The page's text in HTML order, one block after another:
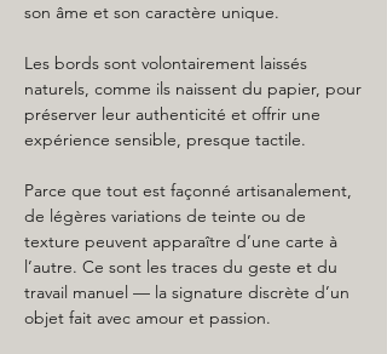
son âme et son caractère unique.
Les bords sont volontairement laissés
naturels, comme ils naissent du papier, pour
préserver leur authenticité et offrir une
expérience sensible, presque tactile.
Parce que tout est façonné artisanalement,
de légères variations de teinte ou de
texture peuvent apparaître d’une carte à
l’autre. Ce sont les traces du geste et du
travail manuel — la signature discrète d’un
objet fait avec amour et passion.